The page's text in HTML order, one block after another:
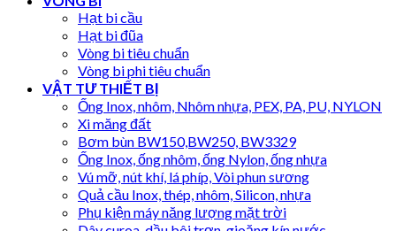
Hạt bi cầu
Hạt bi đũa
Vòng bi tiêu chuẩn
Vòng bi phi tiêu chuẩn
VẬT TƯ THIẾT BỊ
Ống Inox, nhôm, Nhôm nhựa, PEX, PA, PU, NYLON
Xi măng đất
Bơm bùn BW150,BW250, BW3329
Ống Inox, ống nhôm, ống Nylon, ống nhựa
Vú mỡ, nút khí, lá phíp, Vòi phun sương
Quả cầu Inox, thép, nhôm, Silicon, nhựa
Phụ kiện máy năng lượng mặt trời